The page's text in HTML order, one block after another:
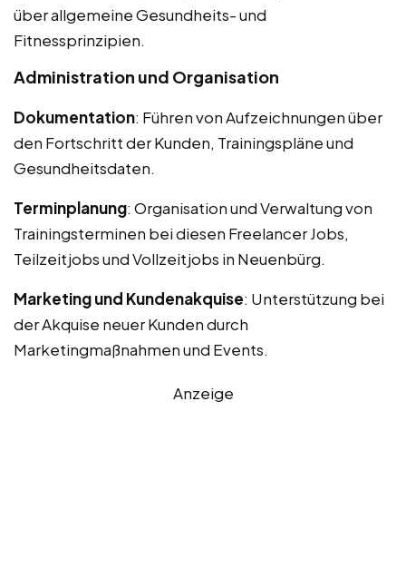
über allgemeine Gesundheits- und
Fitnessprinzipien.
Administration und Organisation
Dokumentation: Führen von Aufzeichnungen über
den Fortschritt der Kunden, Trainingspläne und
Gesundheitsdaten.
Terminplanung: Organisation und Verwaltung von
Trainingsterminen bei diesen Freelancer Jobs,
Teilzeitjobs und Vollzeitjobs in Neuenbürg.
Marketing und Kundenakquise: Unterstützung bei
der Akquise neuer Kunden durch
Marketingmaßnahmen und Events.
Anzeige